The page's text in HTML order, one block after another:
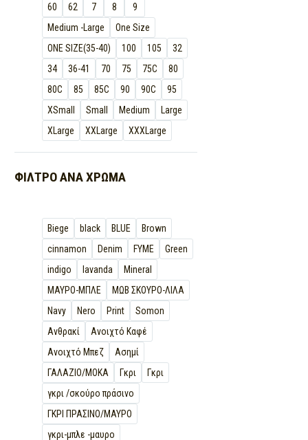
60
62 7 8
9
Medium -Large
One Size
ONE SIZE(35-40)
100 105
32
34
36-41 70 75 75C
80
80C
85 85C 90 90C
95
XSmall
Small Medium
Large
XLarge
XXLarge XXXLarge
ΦΊΛΤΡΟ ΑΝΆΧΡΏΜΑ
Biege black BLUE
Brown
cinnamon
Denim FYME
Green
indigo
lavanda
Mineral
MΑΥΡΟ-ΜΠΛΕ
MΩΒ ΣΚΟΥΡΟ-ΛΙΛΑ
Navy
Nero Print
Somon
Ανθρακί
Ανοιχτό Καφέ
Ανοιχτό Μπεζ
Ασημί
ΓΑΛΑΖΙΟ/ΜΟΚΑ
Γκρι
Γκρι
γκρι /σκούρο πράσινο
ΓΚΡΙ ΠΡΑΣΙΝΟ/ΜΑΥΡΟ
γκρι-μπλε -μαυρο